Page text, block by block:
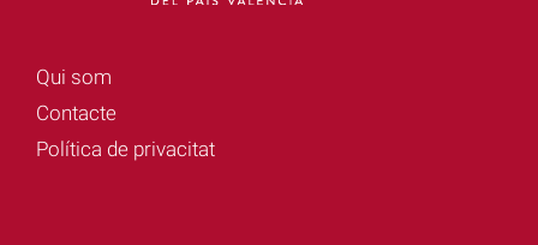
Qui som
Contacte
Política de privacitat